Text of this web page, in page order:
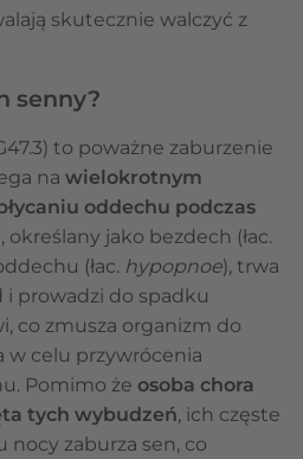
skutecznie walczyć z
senny?
to poważne zaburzenie
na wielokrotnym
oddechu podczas
określany jako bezdech (łac.
(łac. hypopnoe), trwa
i prowadzi do spadku
co zmusza organizm do
celu przywrócenia
Pomimo że osoba chora
tych wybudzeń, ich częste
zaburza sen, co